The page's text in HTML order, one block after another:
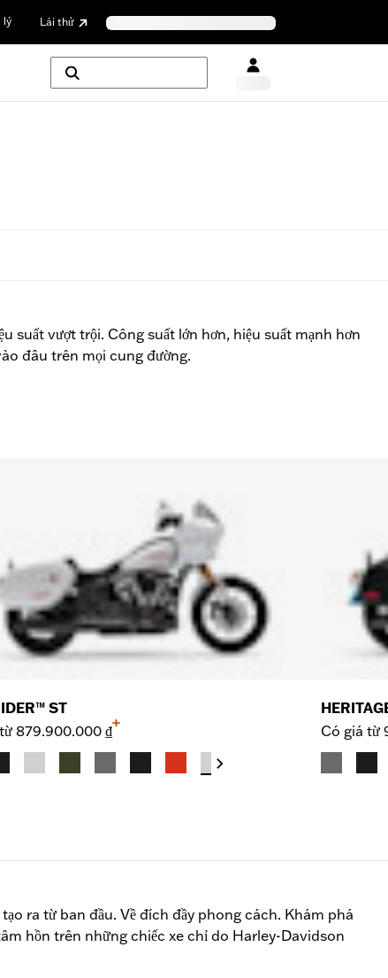
lý Lái thử
suất vượt trội. Công suất lớn hơn, hiệu suất mạnh hơn
đâu trên mọi cung đường.
ST
879.900.000 ₫
+
Có giá từ
ra từ ban đầu. Về đích đầy phong cách. Khám phá
hồn trên những chiếc xe chỉ do Harley-Davidson